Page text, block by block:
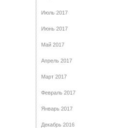
Июль 2017
Июнь 2017
Май 2017
Апрель 2017
Март 2017
Февраль 2017
Январь 2017
Декабрь 2016